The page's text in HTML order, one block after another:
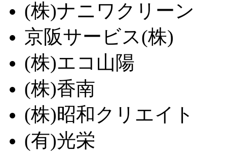
(株)ナニワクリーン
京阪サービス(株)
(株)エコ山陽
(株)香南
(株)昭和クリエイト
(有)光栄